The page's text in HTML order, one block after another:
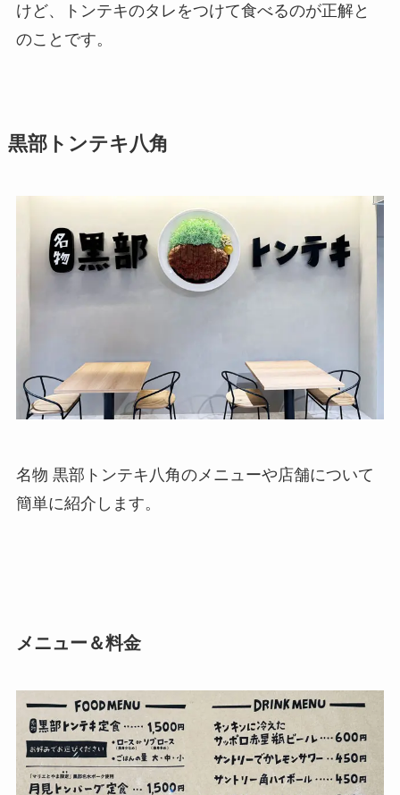
けど、トンテキのタレをつけて食べるのが正解と
のことです。
黒部トンテキ八角
名物 黒部トンテキ八角のメニューや店舗について
簡単に紹介します。
メニュー＆料金